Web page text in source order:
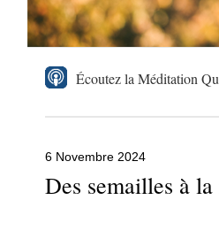
Écoutez la Méditation
6 Novembre 2024
Des semailles à